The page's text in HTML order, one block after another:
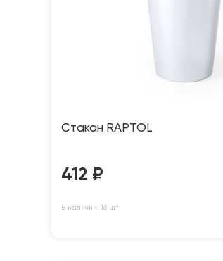
Стакан RAPTOL
412 ₽
В наличии: 16 шт